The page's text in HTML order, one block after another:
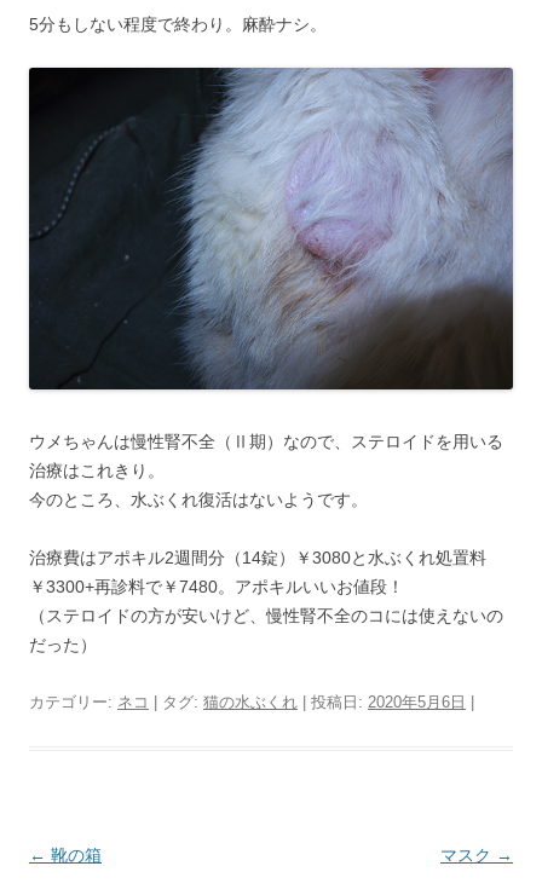
5分もしない程度で終わり。麻酔ナシ。
ウメちゃんは慢性腎不全（Ⅱ期）なので、ステロイドを用いる
治療はこれきり。
今のところ、水ぶくれ復活はないようです。
治療費はアポキル2週間分（14錠）￥3080と水ぶくれ処置料
￥3300+再診料で￥7480。アポキルいいお値段！
（ステロイドの方が安いけど、慢性腎不全のコには使えないの
だった）
カテゴリー: ネコ | タグ: 猫の水ぶくれ | 投稿日: 2020年5月6日
投
← 靴の箱 マスク →